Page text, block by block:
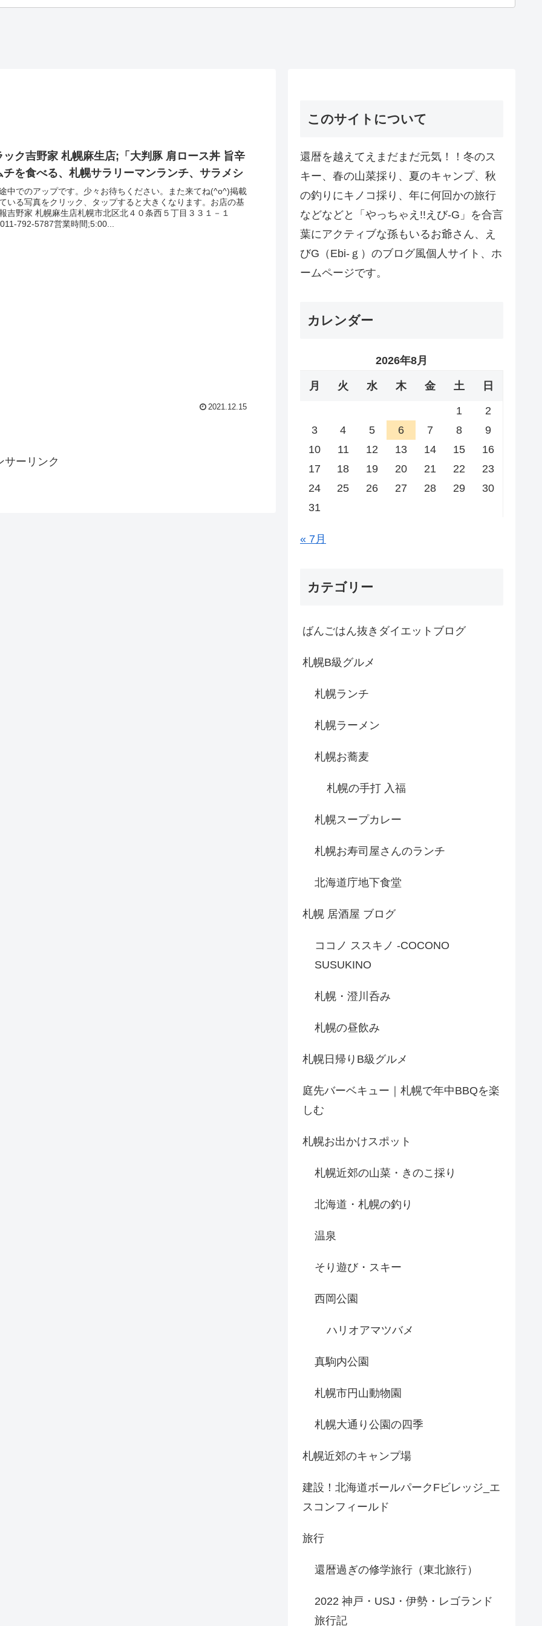
ック吉野家 札幌麻生店;「大判豚 肩ロース丼 旨辛
チを食べる、札幌サラリーマンランチ、サラメシ
中でのアップです。少々お待ちください。また来てね(^o^)掲載
いる写真をクリック、タップすると大きくなります。お店の基
吉野家 札幌麻生店札幌市北区北４０条西５丁目３３１－１
792-5787営業時間;5:00...
2021.12.15
サーリンク
このサイトについて
還暦を越えてえまだまだ元気！！冬のス
キー、春の山菜採り、夏のキャンプ、秋
の釣りにキノコ採り、年に何回かの旅行
などなどと「やっちゃえ!!えび-G」を合言
葉にアクティブな孫もいるお爺さん、え
びG（Ebi-ｇ）のブログ風個人サイト、ホ
ームページです。
カレンダー
2026年8月
月 火 水 木 金 土 日
1
2
3
4 5 6 7 8
9
10
11 12 13 14 15
16
17
18 19 20 21 22
23
24
25 26 27 28 29
30
31
« 7月
カテゴリー
ばんごはん抜きダイエットブログ
札幌B級グルメ
札幌ランチ
札幌ラーメン
札幌お蕎麦
札幌の手打 入福
札幌スープカレー
札幌お寿司屋さんのランチ
北海道庁地下食堂
札幌 居酒屋 ブログ
ココノ ススキノ -COCONO
SUSUKINO
札幌・澄川呑み
札幌の昼飲み
札幌日帰りB級グルメ
庭先バーベキュー｜札幌で年中BBQを楽
しむ
札幌お出かけスポット
札幌近郊の山菜・きのこ採り
北海道・札幌の釣り
温泉
そり遊び・スキー
西岡公園
ハリオアマツバメ
真駒内公園
札幌市円山動物園
札幌大通り公園の四季
札幌近郊のキャンプ場
建設！北海道ボールパークFビレッジ_エ
スコンフィールド
旅行
還暦過ぎの修学旅行（東北旅行）
2022 神戸・USJ・伊勢・レゴランド
旅行記